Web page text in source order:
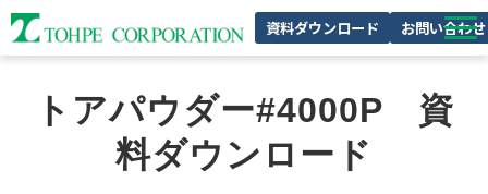
資料ダウンロード お問い合わせ
私たちの強み
企業情報
トアパウダー#4000P　資
料ダウンロード